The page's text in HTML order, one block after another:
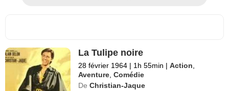
La Tulipe noire
28 février 1964 | 1h 55min | Action
Aventure ,Comédie
De Christian-Jaque